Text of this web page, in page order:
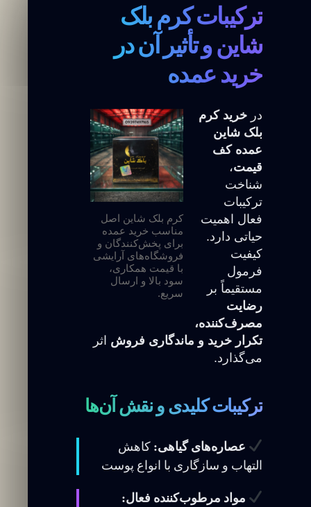
ترکیبات کرم بلک
شاین و تأثیر آن در
خرید عمده
کرم بلک شاین اصل
مناسب خرید عمده
برای پخش‌کنندگان و
فروشگاه‌های آرایشی
با قیمت همکاری،
سود بالا و ارسال
سریع.
در خرید کرم
بلک شاین
عمده کف
قیمت،
شناخت
ترکیبات
فعال اهمیت
حیاتی دارد.
کیفیت
فرمول
مستقیماً بر
رضایت
مصرف‌کننده،
تکرار خرید و ماندگاری فروش اثر
می‌گذارد.
ترکیبات کلیدی و نقش آن‌ها
عصاره‌های گیاهی: کاهش
التهاب و سازگاری با انواع پوست
مواد مرطوب‌کننده فعال: